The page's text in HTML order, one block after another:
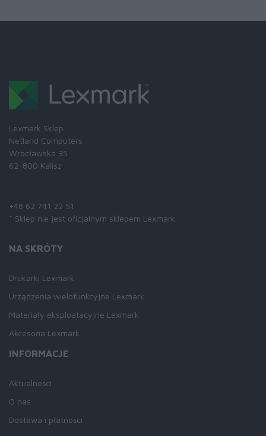
Lexmark Sklep
Netland Computers
Wrocławska 35
62-800 Kalisz
+48 62 741 22 51
* Sklep nie jest oficjalnym sklepem Lexmark.
NA SKRÓTY
Drukarki Lexmark
Urządzenia wielofunkcyjne Lexmark
Materiały eksploatacyjne Lexmark
Akcesoria Lexmark
INFORMACJE
Aktualności
O nas
Dostawa i płatności